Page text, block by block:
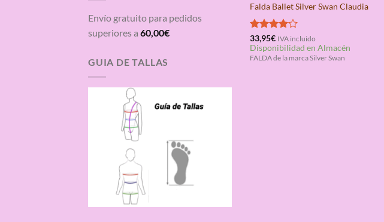
Envío gratuito para pedidos
superiores a 60,00€
GUIA DE TALLAS
Falda Ballet Silver Swan Claudia
Valorado
con4.00
de 5
33,95€ IVA incluido
Disponibilidad en Almacén
FALDA de la marca Silver Swan